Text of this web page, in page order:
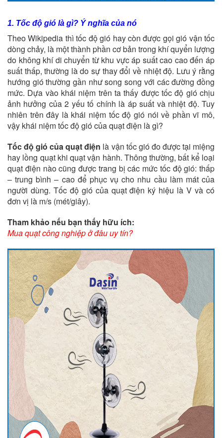
1. Tốc độ gió là gì? Ý nghĩa của nó
Theo Wikipedia thì tốc độ gió hay còn được gọi gió vận tốc
dòng chảy, là một thành phần cơ bản trong khí quyển lượng
do không khí di chuyển từ khu vực áp suất cao cao đến áp
suất thấp, thường là do sự thay đổi về nhiệt độ. Lưu ý rằng
hướng gió thường gần như song song với các đường đồng
mức. Dựa vào khái niệm trên ta thấy được tốc độ gió chịu
ảnh hưởng của 2 yếu tố chính là áp suất và nhiệt độ. Tuy
nhiên trên đây là khái niệm tốc độ gió nói về phần vĩ mô,
vậy khái niệm tốc độ gió của quạt điện là gì?
Tốc độ gió của quạt điện là vận tốc gió đo được tại miệng
hay lồng quạt khi quạt vận hành. Thông thường, bất kể loại
quạt điện nào cũng được trang bị các mức tốc độ gió: thấp
– trung bình – cao để phục vụ cho nhu cầu làm mát của
người dùng. Tốc độ gió của quạt điện ký hiệu là V và có
đơn vị là m/s (mét/giây).
Tham khảo nếu bạn thấy hữu ích:
Mua quạt công nghiệp ở đâuuy tín?